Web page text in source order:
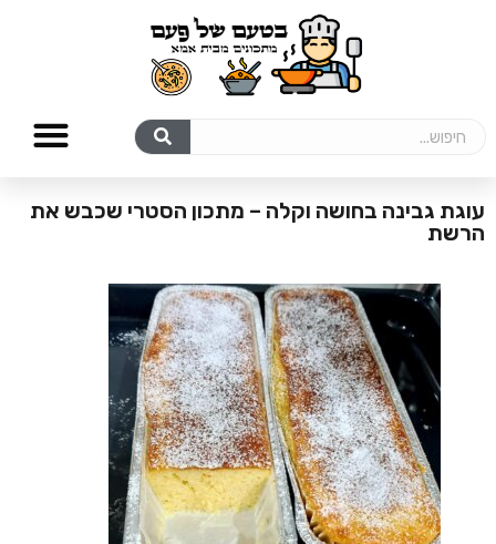
עוגת גבינה בחושה וקלה – מתכון הסטרי שכבש את
הרשת